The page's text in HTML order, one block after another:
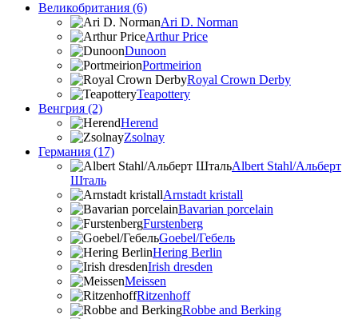
Великобритания (6)
Ari D. Norman
Arthur Price
Dunoon
Portmeirion
Royal Crown Derby
Teapottery
Венгрия (2)
Herend
Zsolnay
Германия (17)
Albert Stahl/Альбеpт
Шталь
Arnstadt kristall
Bavarian porcelain
Furstenberg
Goebel/Гебель
Hering Berlin
Irish dresden
Meissen
Ritzenhoff
Robbe and Berking